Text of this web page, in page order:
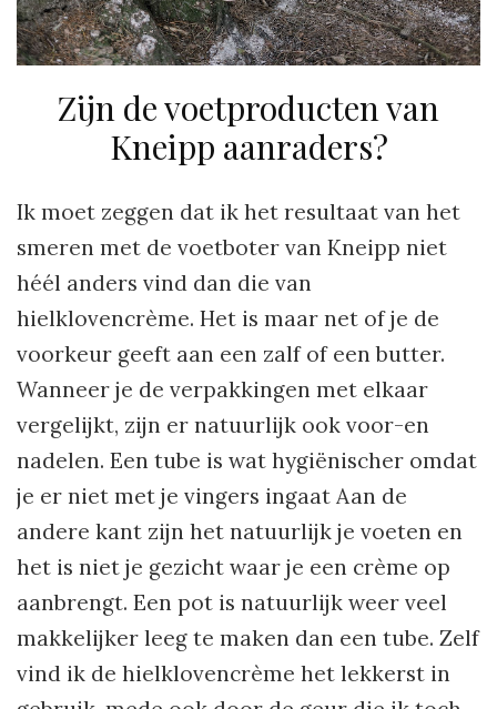
Zijn de voetproducten van
Kneipp aanraders?
Ik moet zeggen dat ik het resultaat van het
smeren met de voetboter van Kneipp niet
héél anders vind dan die van
hielklovencrème. Het is maar net of je de
voorkeur geeft aan een zalf of een butter.
Wanneer je de verpakkingen met elkaar
vergelijkt, zijn er natuurlijk ook voor-en
nadelen. Een tube is wat hygiënischer omdat
je er niet met je vingers ingaat Aan de
andere kant zijn het natuurlijk je voeten en
het is niet je gezicht waar je een crème op
aanbrengt. Een pot is natuurlijk weer veel
makkelijker leeg te maken dan een tube. Zelf
vind ik de hielklovencrème het lekkerst in